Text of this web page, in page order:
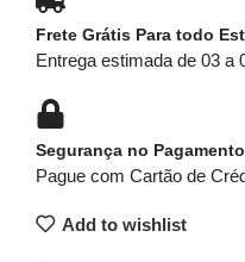
Frete Grátis Para todo
Entrega estimada de 03 a
Segurança no Pagamento
Pague com Cartão de
Add to wishlist